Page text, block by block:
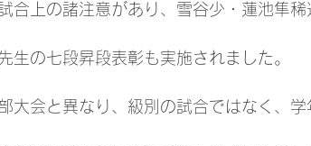
合上の諸注意があり、雪谷少・蓮池隼
生の七段昇段表彰も実施されました。
大会と異なり、級別の試合ではなく、